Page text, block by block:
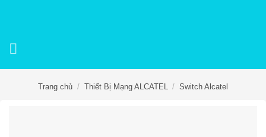
Trang chủ / Thiết Bị Mạng ALCATEL / Switch Alcatel